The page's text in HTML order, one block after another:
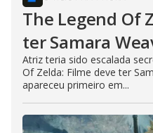
The Legend Of
ter Samara
Atriz teria sido escalada
Of Zelda: Filme deve ter
apareceu primeiro em...